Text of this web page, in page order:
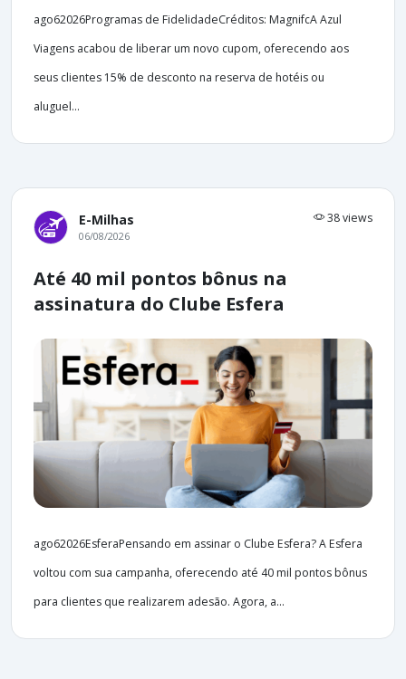
ago62026Programas de FidelidadeCréditos: MagnifcA Azul
Viagens acabou de liberar um novo cupom, oferecendo aos
seus clientes 15% de desconto na reserva de hotéis ou
aluguel...
E-Milhas 38 views
06/08/2026
Até 40 mil pontos bônus na
assinatura do Clube Esfera
ago62026EsferaPensando em assinar o Clube Esfera? A Esfera
voltou com sua campanha, oferecendo até 40 mil pontos bônus
para clientes que realizarem adesão. Agora, a...